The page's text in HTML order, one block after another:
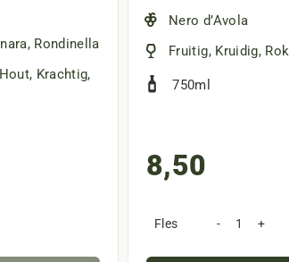
of in cocktails, met aroma’s van honing
en explosieve aroma’s, deze port is
de expertise van Quinta Da Trovisca met
wijnen van Quinta Da Trovisca. Hun
, Rondinella
Hout, Krachtig,
Nero d’Avola
Fruitig, Kruidig,
750ml
8,50
Fles - +